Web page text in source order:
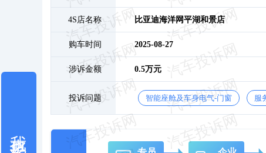
4S店名称 比亚迪海洋网平湖和景店
购车时间 2025-08-27
涉诉金额 0.5万元
投诉问题 智能座舱及车身电气-门窗 服